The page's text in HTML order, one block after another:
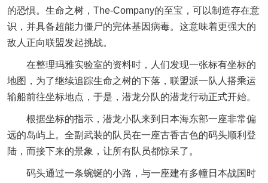
的恐惧。生命之树，The-Company的至宝，可以制造存在意
识，并具备超能力僵尸的完体基因病毒。这意味着更强大的
敌人正向联盟发起挑战。
在整理玛雅实验室的资料时，人们发现一张标有坐标的
地图，为了继续追踪生命之树的下落，联盟派一队人搭乘运
输船前往坐标地点，于是，潜龙分队的潜龙行动正式开始。
根据坐标的指示，潜龙小队来到日本海东部一座非常偏
远的岛屿上。全副武装的队员在一座古香古色的码头顺利登
陆，而接下来的景象，让所有队员都惊呆了。
码头通过一条蜿蜒的小路，与一座建有多幢日本战国时